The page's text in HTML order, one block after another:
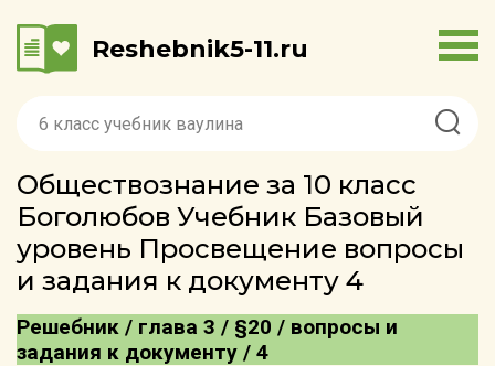
Reshebnik5-11.ru
Обществознание за 10 класс
Боголюбов Учебник Базовый
уровень Просвещение вопросы
и задания к документу 4
Решебник / глава 3 / §20 / вопросы и
задания к документу / 4